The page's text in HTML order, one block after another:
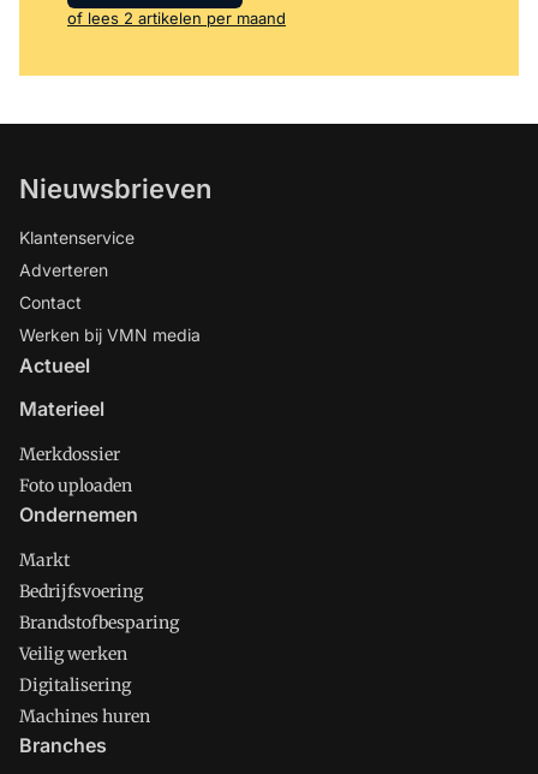
of lees 2 artikelen per maand
Nieuwsbrieven
Klantenservice
Adverteren
Contact
Werken bij VMN media
Actueel
Materieel
Merkdossier
Foto uploaden
Ondernemen
Markt
Bedrijfsvoering
Brandstofbesparing
Veilig werken
Digitalisering
Machines huren
Branches